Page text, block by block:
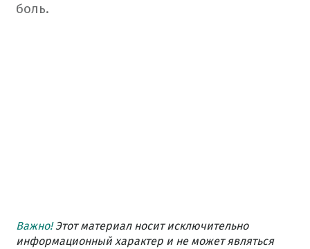
боль.
Важно!Этот материал носит исключительно
информационный характер и не может являться